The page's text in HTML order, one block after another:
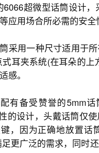
超微型话筒设计
用场合所必需的安全
采用一种尺寸适用于
耳夹系统(在耳朵的上
感。
有备受赞誉的5mm话
的设计，头戴话筒仅
，因为正确地放置话
更广泛的需求，同时